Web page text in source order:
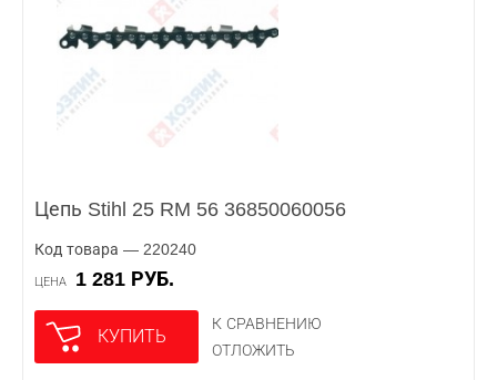
Цепь Stihl 25 RM 56 36850060056
Код товара — 220240
ЦЕНА 1 281 РУБ.
КУПИТЬ
К СРАВНЕНИЮ
ОТЛОЖИТЬ